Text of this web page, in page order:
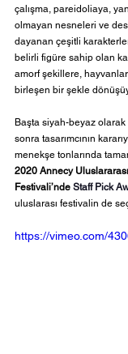
çalışma, pareidoliaya,
olmayan nesneleri ve
dayanan çeşitli
belirli figüre sahip olan
amorf şekillere,
birleşen bir şekle
Başta siyah-beyaz
sonra tasarımcının
menekşe tonlarında
2020 Annecy
Festivali’nde Staff Pick
uluslarası festivalin de
https://vimeo.com/